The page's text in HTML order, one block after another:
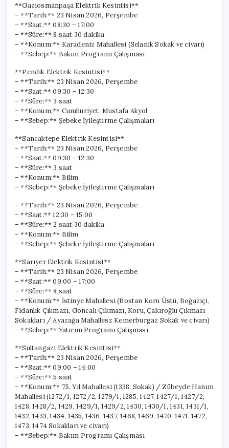
**Gaziosmanpaşa Elektrik Kesintisi**
– **Tarih:** 23 Nisan 2026, Perşembe
– **Saat:** 08:30 – 17:00
– **Süre:** 8 saat 30 dakika
– **Konum:** Karadeniz Mahallesi (Selanik Sokak ve civarı)
– **Sebep:** Bakım Programı Çalışması
**Pendik Elektrik Kesintisi**
– **Tarih:** 23 Nisan 2026, Perşembe
– **Saat:** 09:30 – 12:30
– **Süre:** 3 saat
– **Konum:** Cumhuriyet, Mustafa Akyol
– **Sebep:** Şebeke İyileştirme Çalışmaları
**Sancaktepe Elektrik Kesintisi**
– **Tarih:** 23 Nisan 2026, Perşembe
– **Saat:** 09:30 – 12:30
– **Süre:** 3 saat
– **Konum:** Bilim
– **Sebep:** Şebeke İyileştirme Çalışmaları
– **Tarih:** 23 Nisan 2026, Perşembe
– **Saat:** 12:30 – 15:00
– **Süre:** 2 saat 30 dakika
– **Konum:** Bilim
– **Sebep:** Şebeke İyileştirme Çalışmaları
**Sarıyer Elektrik Kesintisi**
– **Tarih:** 23 Nisan 2026, Perşembe
– **Saat:** 09:00 – 17:00
– **Süre:** 8 saat
– **Konum:** İstinye Mahallesi (Bostan Koru Üstü, Boğaziçi,
Fidanlık Çıkmazı, Goncalı Çıkmazı, Koru, Çakıroğlu Çıkmazı
Sokakları / Ayazağa Mahallesi: Kemerburgaz Sokak ve civarı)
– **Sebep:** Yatırım Programı Çalışması
**Sultangazi Elektrik Kesintisi**
– **Tarih:** 23 Nisan 2026, Perşembe
– **Saat:** 09:00 – 14:00
– **Süre:** 5 saat
– **Konum:** 75. Yıl Mahallesi (1338. Sokak) / Zübeyde Hanım
Mahallesi (1272/1, 1272/2, 1279/1, 1285, 1427, 1427/1, 1427/2,
1428, 1428/2, 1429, 1429/1, 1429/2, 1430, 1430/1, 1431, 1431/1,
1432, 1433, 1434, 1435, 1436, 1437, 1468, 1469, 1470, 1471, 1472,
1473, 1474 Sokakları ve civarı)
– **Sebep:** Bakım Programı Çalışması